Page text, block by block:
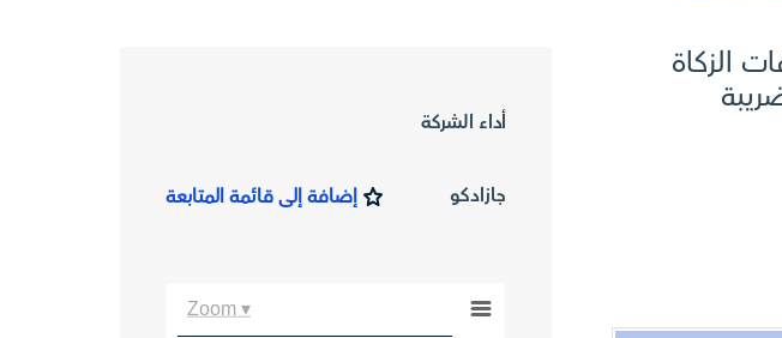
الزكاة
أداء الشركة
جازادكو إضافة إلى قائمة المتابعة
Zoom ▾